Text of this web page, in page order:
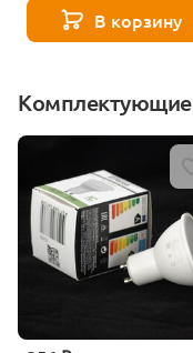
В корзину
Комплектующие